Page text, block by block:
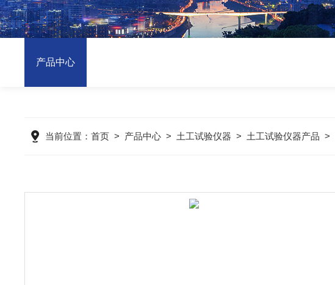
产品中心
当前位置：首页 > 产品中心 > 土工试验仪器 > 土工试验仪器产品 >